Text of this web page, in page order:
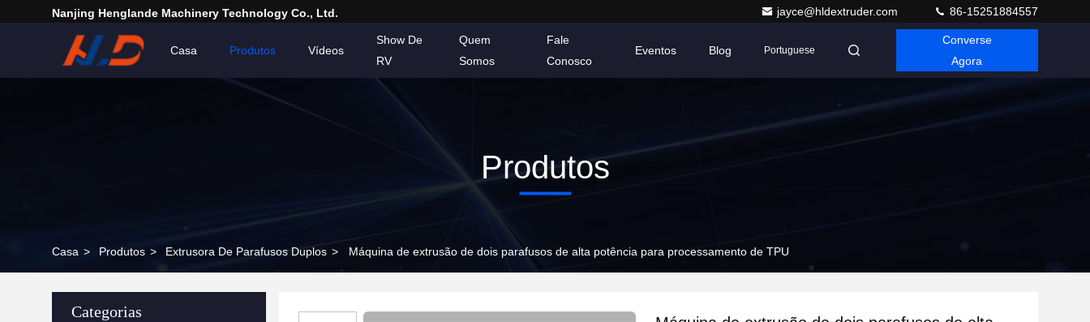
Nanjing Henglande Machinery Technology Co., Ltd. jayce@hldextruder.com 86-15251884557
Casa Produtos Vídeos
Show De
RV
Quem
Somos
Fale
Conosco
Eventos Blog Portuguese
Converse
Agora
Produtos
Casa > Produtos > Extrusora De Parafusos Duplos > Máquina de extrusão de dois parafusos de alta potência para processamento de TPU
Categorias